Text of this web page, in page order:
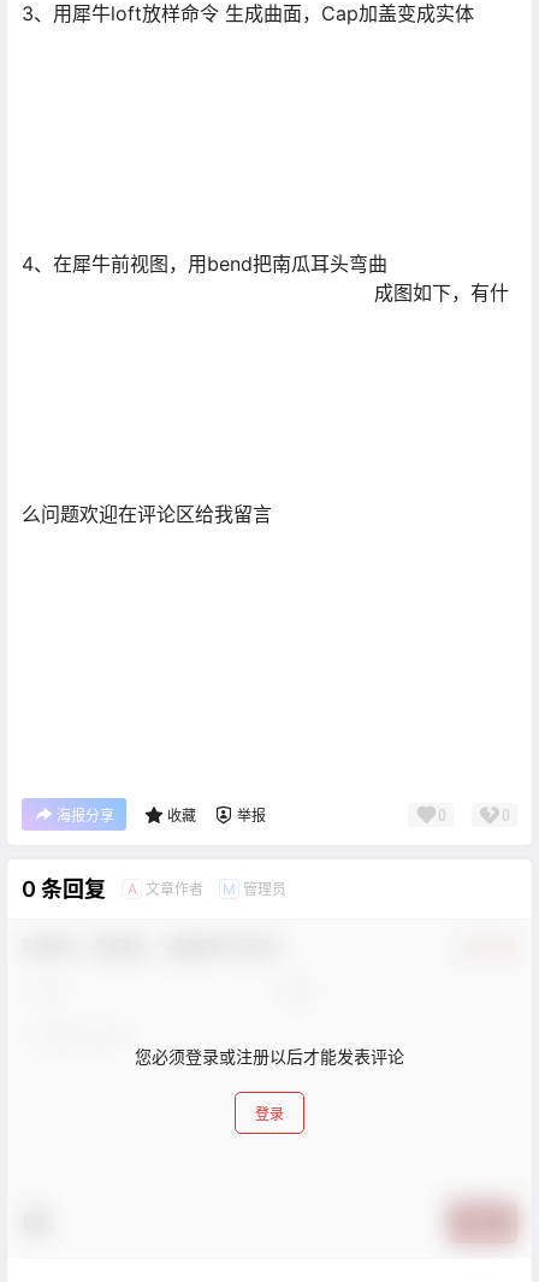
3、用犀牛loft放样命令 生成曲面，Cap加盖变成实体
4、在犀牛前视图，用bend把南瓜耳头弯曲
成图如下，有什
么问题欢迎在评论区给我留言
海报分享 收藏 举报 0 0
0 条回复 A 文章作者 M 管理员
您必须登录或注册以后才能发表评论
登录